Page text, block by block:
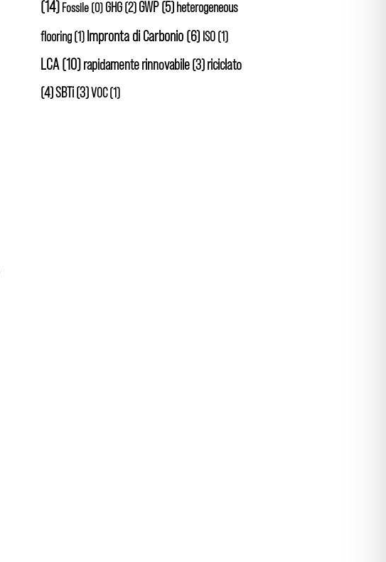
(14)Fossile(0)GHG(2)GWP(5)heterogeneous
flooring(1)Impronta di Carbonio(6) ISO(1)
LCA(10)rapidamente rinnovabile(3)riciclato
(4)SBTi(3)VOC(1)